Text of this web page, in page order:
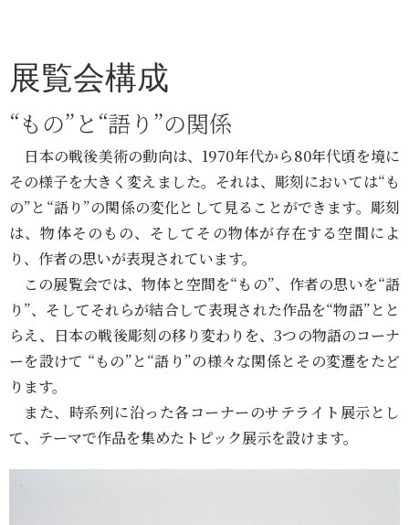
展覧会構成
“もの”と“語り”の関係
日本の戦後美術の動向は、1970年代から80年代頃を境に
その様子を大きく変えました。それは、彫刻においては“も
の”と“語り”の関係の変化として見ることができます。彫刻
は、物体そのもの、そしてその物体が存在する空間によ
り、作者の思いが表現されています。
この展覧会では、物体と空間を“もの”、作者の思いを“語
り”、そしてそれらが結合して表現された作品を“物語”とと
らえ、日本の戦後彫刻の移り変わりを、3つの物語のコーナ
ーを設けて “もの”と“語り”の様々な関係とその変遷をたど
ります。
また、時系列に沿った各コーナーのサテライト展示とし
て、テーマで作品を集めたトピック展示を設けます。